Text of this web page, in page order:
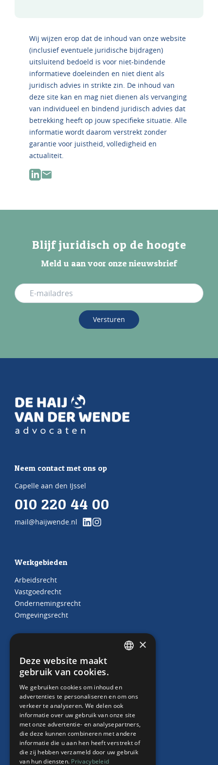
Wij wijzen erop dat de inhoud van onze website
(inclusief eventuele juridische bijdragen)
uitsluitend bedoeld is voor niet-bindende
informatieve doeleinden en niet dient als
juridisch advies in strikte zin. De inhoud van
deze site kan en mag niet dienen als vervanging
van individueel en bindend juridisch advies dat
betrekking heeft op jouw specifieke situatie. Alle
informatie wordt daarom verstrekt zonder
garantie voor juistheid, volledigheid en
actualiteit.
Blijf juridisch op de hoogte
Meld u aan voor onze nieuwsbrief
Versturen
Neem contact met ons op
Capelle aan den IJssel
010 220 44 00
mail@haijwende.nl
Werkgebieden
Arbeidsrecht
Vastgoedrecht
Ondernemingsrecht
Omgevingsrecht
Juridische producten
Arbeidscontracten
HR Abonnement
Contract “thuiswerken”
Whitepaper Faillissement debiteur
Over ons
×
Deze website maakt
gebruik van cookies.
We gebruiken cookies om inhoud en
advertenties te personaliseren en om ons
verkeer te analyseren. We delen ook
informatie over uw gebruik van onze site
met onze advertentie- en analysepartners,
die deze kunnen combineren met andere
informatie die u aan hen heeft verstrekt of
die zij hebben verzameld door uw gebruik
van hun diensten. Privacybeleid